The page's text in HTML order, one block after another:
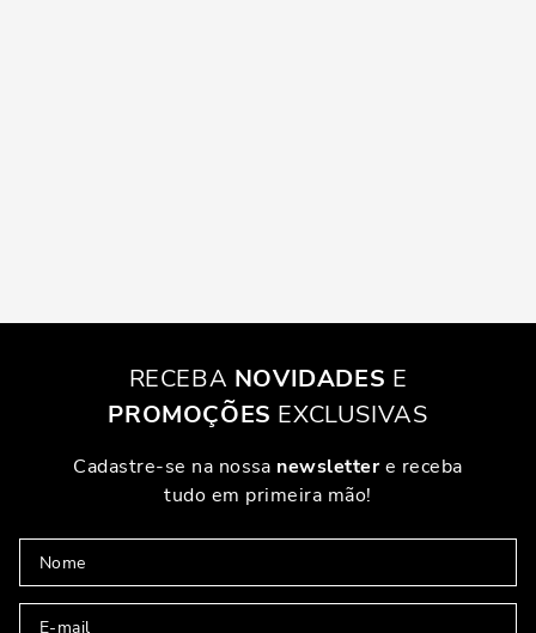
RECEBA NOVIDADES E
PROMOÇÕES EXCLUSIVAS
Cadastre-se na nossa newslettere receba
tudo em primeira mão!